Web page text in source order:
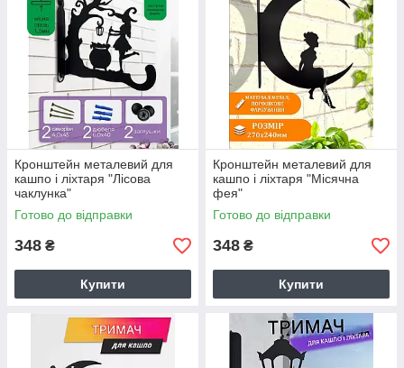
Кронштейн металевий для
кашпо і ліхтаря "Лісова
чаклунка"
Готово до відправки
348 ₴
Купити
Кронштейн металевий для
кашпо і ліхтаря "Місячна
фея"
Готово до відправки
348 ₴
Купити